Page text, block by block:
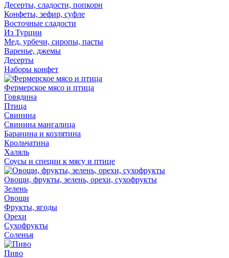
Десерты, сладости, попкорн
Конфеты, зефир, суфле
Восточные сладости
Из Турции
Мед, урбечи, сиропы, пасты
Варенье, джемы
Десерты
Наборы конфет
Фермерское мясо и птица
Говядина
Птица
Свинина
Свинина мангалица
Баранина и козлятина
Крольчатина
Халяль
Соусы и специи к мясу и птице
Овощи, фрукты, зелень, орехи, сухофрукты
Зелень
Овощи
Фрукты, ягоды
Орехи
Сухофрукты
Соленья
Пиво